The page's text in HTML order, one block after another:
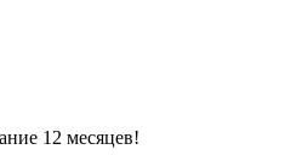
12 месяцев!